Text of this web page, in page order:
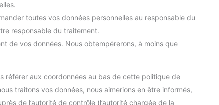
toutes vos données personnelles au responsable du
responsable du traitement.
de vos données. Nous obtempérerons, à moins que
référer aux coordonnées au bas de cette politique de
traitons vos données, nous aimerions en être informés,
de l’autorité de contrôle (l’autorité chargée de la